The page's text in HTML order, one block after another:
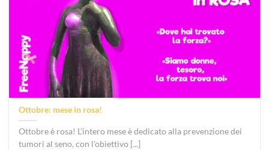
Ottobre: mese in rosa!
Ottobre è rosa! L’intero mese è dedicato alla prevenzione dei
tumori al seno, con l’obiettivo [...]